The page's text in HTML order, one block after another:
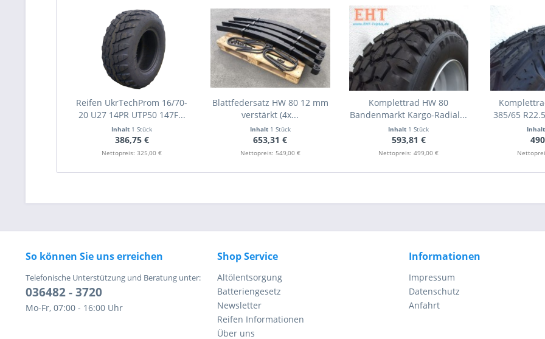
Reifen UkrTechProm 16/70-
20 U27 14PR UTP50 147F...
Inhalt 1 Stück
386,75 €
Nettopreis: 325,00 €
Blattfedersatz HW 80 12 mm
verstärkt (4x...
Inhalt 1 Stück
653,31 €
Nettopreis: 549,00 €
Komplettrad HW 80
Bandenmarkt Kargo-Radial...
Inhalt 1 Stück
593,81 €
Nettopreis: 499,00 €
385/65
Inhalt
So können Sie uns erreichen
Telefonische Unterstützung und Beratung unter:
036482 - 3720
Mo-Fr, 07:00 - 16:00 Uhr
Shop Service
Altölentsorgung
Batteriengesetz
Newsletter
Reifen Informationen
Über uns
Informationen
Impressum
Datenschutz
Anfahrt